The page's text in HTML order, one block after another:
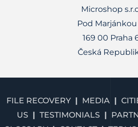
Microshop
Pod
169 00 Praha
Česká
FILE RECOVERY MEDIA
US
TESTIMONIALS